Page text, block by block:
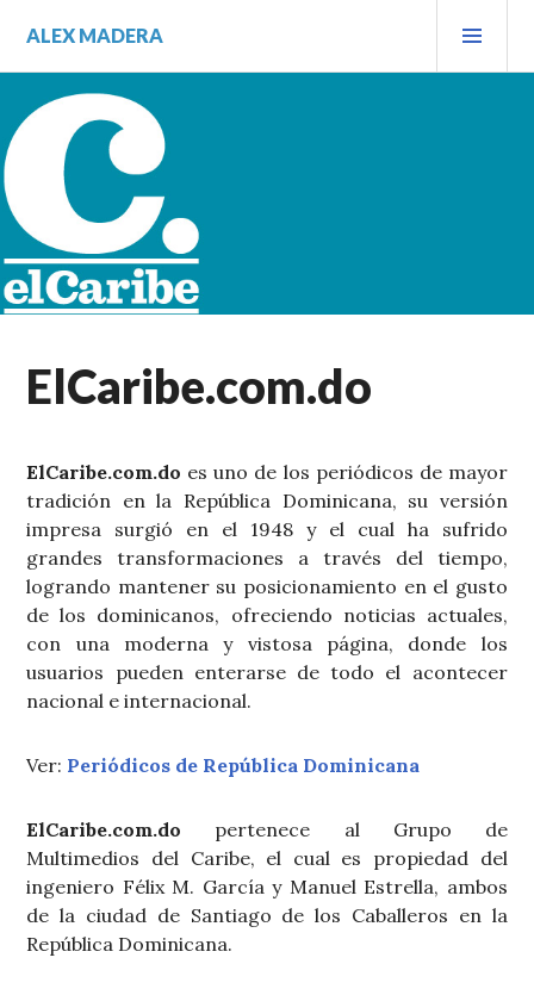
contenido.
ALEX MADERA
ElCaribe.com.do
ElCaribe.com.do es uno de los periódicos de mayor
tradición en la República Dominicana, su versión
impresa surgió en el 1948 y el cual ha sufrido
grandes transformaciones a través del tiempo,
logrando mantener su posicionamiento en el gusto
de los dominicanos, ofreciendo noticias actuales,
con una moderna y vistosa página, donde los
usuarios pueden enterarse de todo el acontecer
nacional e internacional.
Ver: Periódicos de República Dominicana
ElCaribe.com.do pertenece al Grupo de
Multimedios del Caribe, el cual es propiedad del
ingeniero Félix M. García y Manuel Estrella, ambos
de la ciudad de Santiago de los Caballeros en la
República Dominicana.